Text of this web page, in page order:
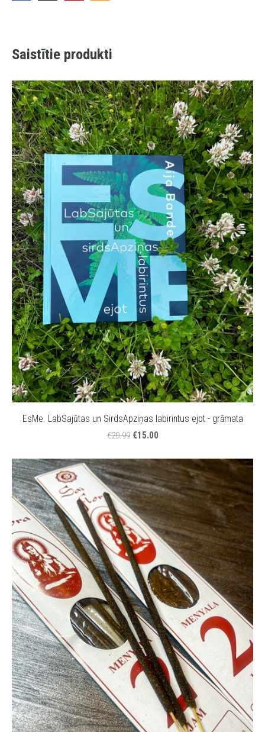
Saistītie produkti
EsMe. LabSajūtas un SirdsApziņas labirintus ejot - grāmata
€20.99 €15.00